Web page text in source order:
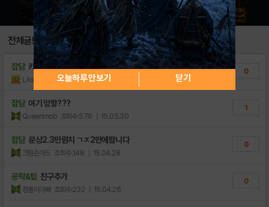
전체글보기
잡담 카카오가 들어가면
LAsahi 조회수:30 | 18.11.24
0
잡담 여기 망함???
Queenmob 조회수:578 | 15.05.30
1
잡담 문상2.3만원치 ㄱㅈ2만에팝니다
크림슨가드 조회수:148 | 15.04.28
0
공략&팁 친구추가
정돌이아빠 조회수:232 | 15.04.26
0
오늘하루 안보기 닫기